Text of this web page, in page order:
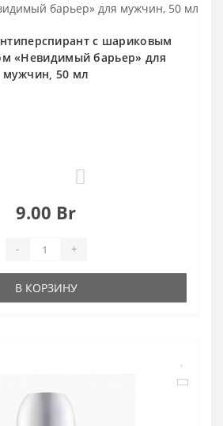
с шариковым
«Невидимый барьер» для
мужчин, 50 мл
9.00 Br
- +
В КОРЗИНУ